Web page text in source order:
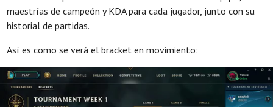
maestrías de campeón y KDA para cada jugador, junto con su
historial de partidas.
Así es como se verá el bracket en movimiento:
Reproductor
vídeo